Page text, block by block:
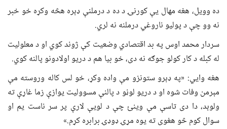
ده وویل، هغه مهال یې کورنۍ د ده د درملنې ډېره هڅه وکړه خو خبر
نه وو چې د پولیو ناروغي درملنه نه لري.
سردار محمد اوس په بد اقتصادي وضعیت کې ژوند کوي او د معلولیت
له کبله د کار کولو جوګه نه دی، خو بیا هم د دریو اولادونو پالنه کوي.
هغه وایي: «په ډېرو ستونزو مې واده وکړ، خو لس کاله وروسته مې
مېرمن وفات شوه او د دریو لوڼو د پالنې مسوولیت یوازې زما غاړې ته
ولوېد، دا دی تاسې مې وینئ چې د لویې لارې پر سر ناست یم او
سوال کوم څو هغوی ته یوه مړۍ ډوډۍ برابره کړم.»